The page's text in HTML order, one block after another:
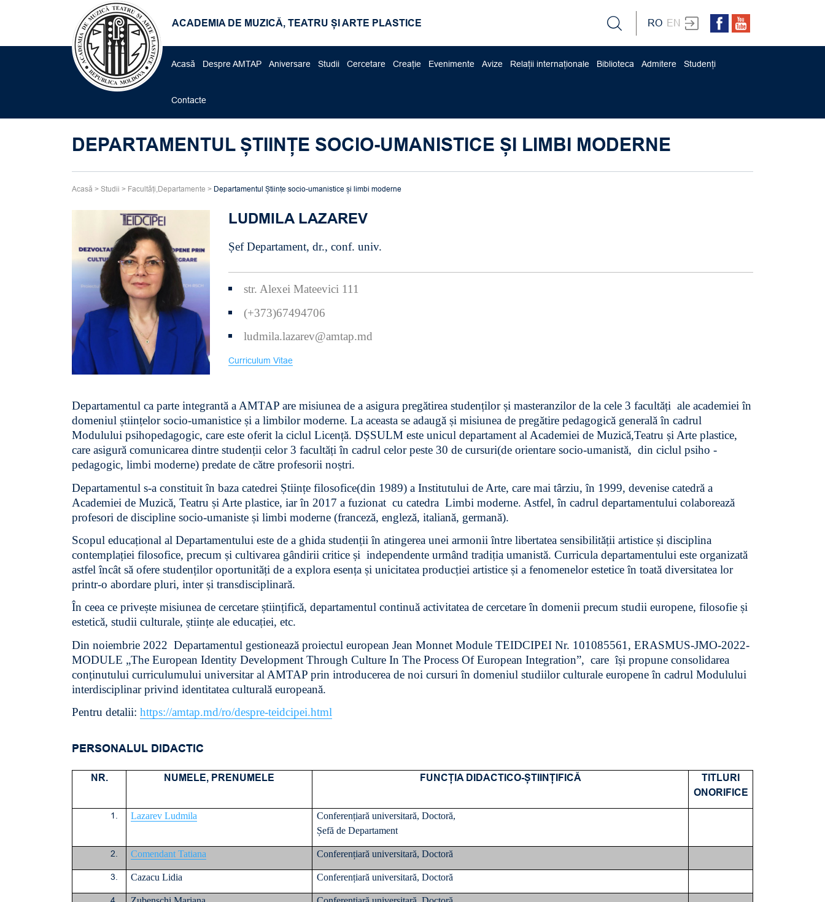
ACADEMIA DE MUZICĂ, TEATRU ȘI ARTE PLASTICE RO EN
Acasă Despre AMTAP Aniversare Studii Cercetare Creație Evenimente Avize Relații internaționale Biblioteca Admitere Studenți
Contacte
DEPARTAMENTUL ȘTIINȚE SOCIO-UMANISTICE ȘI LIMBI MODERNE
Acasă > Studii > Facultăți,Departamente > Departamentul Științe socio-umanistice și limbi moderne
LUDMILA LAZAREV
Șef Departament, dr., conf. univ.
str. Alexei Mateevici 111
(+373)67494706
ludmila.lazarev@amtap.md
Curriculum Vitae
Departamentul ca parte integrantă a AMTAP are misiunea de a asigura pregătirea studenților și masteranzilor de la cele 3 facultăți ale academiei în
domeniul științelor socio-umanistice și a limbilor moderne. La aceasta se adaugă și misiunea de pregătire pedagogică generală în cadrul
Modulului psihopedagogic, care este oferit la ciclul Licență. DȘSULM este unicul departament al Academiei de Muzică,Teatru și Arte plastice,
care asigură comunicarea dintre studenții celor 3 facultăți în cadrul celor peste 30 de cursuri(de orientare socio-umanistă, din ciclul psiho -
pedagogic, limbi moderne) predate de către profesorii noștri.
Departamentul s-a constituit în baza catedrei Științe filosofice(din 1989) a Institutului de Arte, care mai târziu, în 1999, devenise catedră a
Academiei de Muzică, Teatru și Arte plastice, iar în 2017 a fuzionat cu catedra Limbi moderne. Astfel, în cadrul departamentului colaborează
profesori de discipline socio-umaniste și limbi moderne (franceză, engleză, italiană, germană).
Scopul educațional al Departamentului este de a ghida studenții în atingerea unei armonii între libertatea sensibilității artistice și disciplina
contemplației filosofice, precum și cultivarea gândirii critice și independente urmând tradiția umanistă. Curricula departamentului este organizată
astfel încât să ofere studenților oportunități de a explora esența și unicitatea producției artistice și a fenomenelor estetice în toată diversitatea lor
printr-o abordare pluri, inter și transdisciplinară.
În ceea ce privește misiunea de cercetare științifică, departamentul continuă activitatea de cercetare în domenii precum studii europene, filosofie și
estetică, studii culturale, științe ale educației, etc.
Din noiembrie 2022 Departamentul gestionează proiectul european Jean Monnet Module TEIDCIPEI Nr. 101085561, ERASMUS-JMO-2022-
MODULE „The European Identity Development Through Culture In The Process Of European Integration”, care își propune consolidarea
conținutului curriculumului universitar al AMTAP prin introducerea de noi cursuri în domeniul studiilor culturale europene în cadrul Modulului
interdisciplinar privind identitatea culturală europeană.
Pentru detalii: https://amtap.md/ro/despre-teidcipei.html
PERSONALUL DIDACTIC
NR. NUMELE, PRENUMELE FUNCȚIA DIDACTICO-ȘTIINȚIFICĂ
TITLURI
ONORIFICE
1. Lazarev Ludmila
Conferențiară universitară, Doctoră,
Șefă de Departament
2. Comendant Tatiana Conferențiară universitară, Doctoră
3. Cazacu Lidia Conferențiară universitară, Doctoră